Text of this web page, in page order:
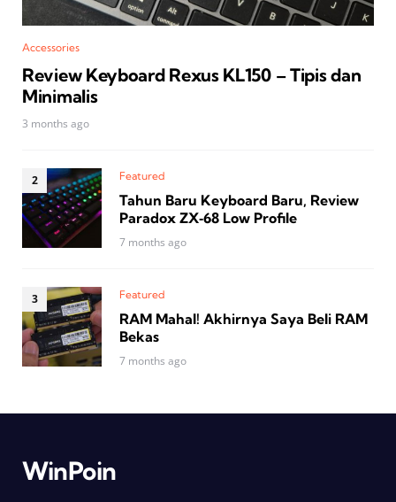
Accessories
Review Keyboard Rexus KL150 – Tipis dan
Minimalis
3 months ago
Featured
Tahun Baru Keyboard Baru, Review
Paradox ZX‑68 Low Profile
7 months ago
Featured
RAM Mahal! Akhirnya Saya Beli RAM
Bekas
7 months ago
WinPoin